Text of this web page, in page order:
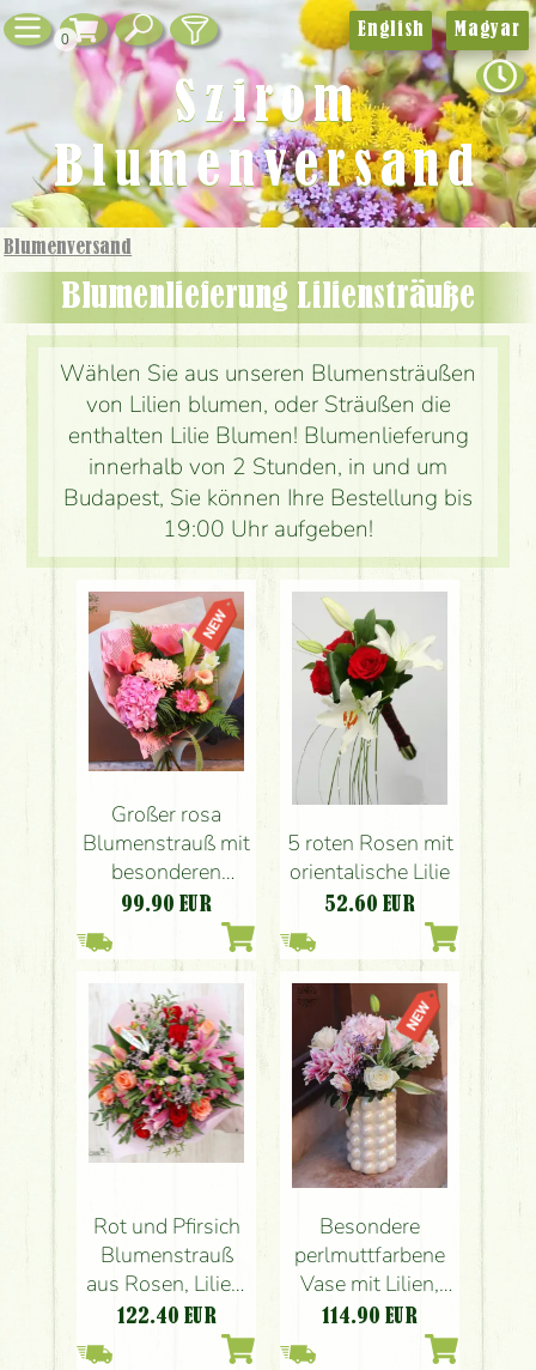
0
Blumenversand
Blumenlieferung Liliensträuße
Wählen Sie aus unseren Blumensträußen
von Lilien blumen, oder Sträußen die
enthalten Lilie Blumen! Blumenlieferung
innerhalb von 2 Stunden, in und um
Budapest, Sie können Ihre Bestellung bis
19:00 Uhr aufgeben!
Großer rosa
Blumenstrauß mit
besonderen
Blumen
99.90 EUR
5 roten Rosen mit
orientalische Lilie
52.60 EUR
Rot und Pfirsich
Blumenstrauß
aus Rosen, Lilien,
kleine Blumen
(21 Stämme)
122.40 EUR
Besondere
perlmuttfarbene
Vase mit Lilien,
Hortensien und
114.90 EUR
English Magyar
Szirom
Blumenversand